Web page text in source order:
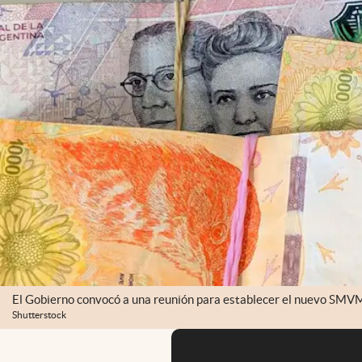
El Gobierno convocó a una reunión para establecer el nuevo
Shutterstock